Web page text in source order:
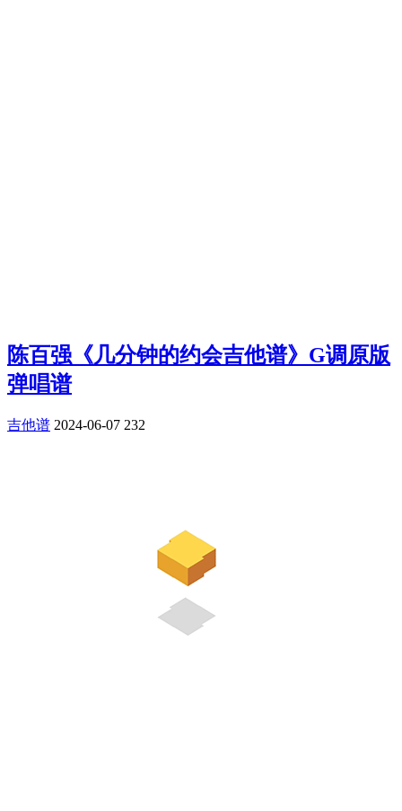
陈百强《几分钟的约会吉他谱》G调原版
弹唱谱
吉他谱 2024-06-07 232